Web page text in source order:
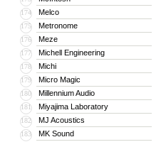
174 Melco
175 Metronome
176 Meze
177 Michell Engineering
178 Michi
179 Micro Magic
180 Millennium Audio
181 Miyajima Laboratory
182 MJ Acoustics
183 MK Sound